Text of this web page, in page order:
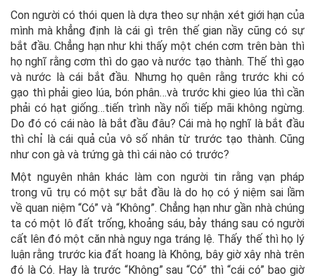
Con người có thói quen là dựa theo sự nhận xét giới hạn của
mình mà khẳng định là cái gì trên thế gian nầy cũng có sự
bắt đầu. Chẳng hạn như khi thấy một chén cơm trên bàn thì
họ nghĩ rằng cơm thì do gạo và nước tạo thành. Thế thì gạo
và nước là cái bắt đầu. Nhưng họ quên rằng trước khi có
gạo thì phải gieo lúa, bón phân…và trước khi gieo lúa thì cần
phải có hạt giống…tiến trình nầy nối tiếp mãi không ngừng.
Do đó có cái nào là bắt đầu đâu? Cái mà họ nghĩ là bắt đầu
thì chỉ là cái quả của vô số nhân từ trước tạo thành. Cũng
như con gà và trứng gà thì cái nào có trước?
Một nguyên nhân khác làm con người tin rằng vạn pháp
trong vũ trụ có một sự bắt đầu là do họ có ý niệm sai lầm
về quan niệm “Có” và “Không”. Chẳng hạn như gần nhà chúng
ta có một lô đất trống, khoảng sáu, bảy tháng sau có người
cất lên đó một căn nhà nguy nga tráng lệ. Thấy thế thì họ lý
luận rằng trước kia đất hoang là Không, bây giờ xây nhà trên
đó là Có. Hay là trước “Không” sau “Có” thì “cái có” bao giờ